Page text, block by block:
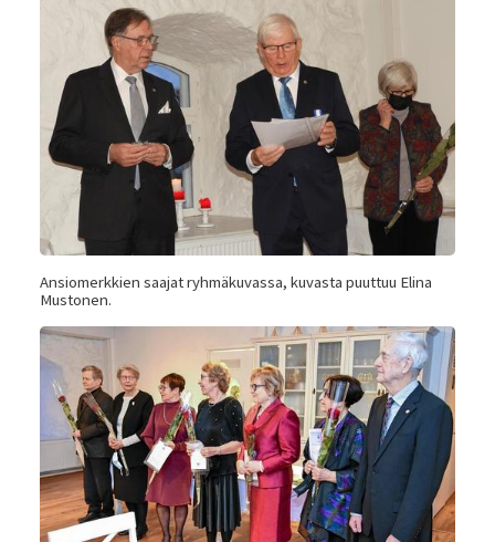
Ansiomerkkien saajat ryhmäkuvassa, kuvasta puuttuu Elina
Mustonen.